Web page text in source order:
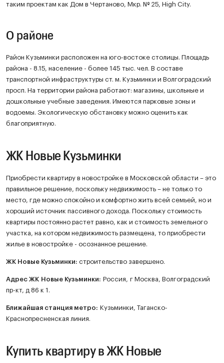
таким проектам как Дом в Чертаново, Мкр. № 25, High City.
О районе
Район Кузьминки расположен на юго-востоке столицы. Площадь
района - 8.15, население - более 145 тыс. чел. В составе
транспортной инфраструктуры ст. м. Кузьминки и Волгоградский
просп. На территории района работают: магазины, школьные и
дошкольные учебные заведения. Имеются парковые зоны и
водоемы. Экологическую обстановку можно оценить как
благоприятную.
ЖК Новые Кузьминки
Приобрести квартиру в новостройке в Московской области – это
правильное решение, поскольку недвижимость – не только то
место, где можно спокойно и комфортно жить всей семьей, но и
хороший источник пассивного дохода. Поскольку стоимость
квартиры постоянно растет равно, как и стоимость земельного
участка, на котором недвижимость размещена, то приобрести
жилье в новостройке - осознанное решение.
ЖК Новые Кузьминки: строительство завершено.
Адрес ЖК Новые Кузьминки: Россия, г Москва, Волгоградский
пр-кт, д 86 к 1.
Ближайшая станция метро: Кузьминки, Таганско-
Краснопресненская линия.
Купить квартиру в ЖК Новые